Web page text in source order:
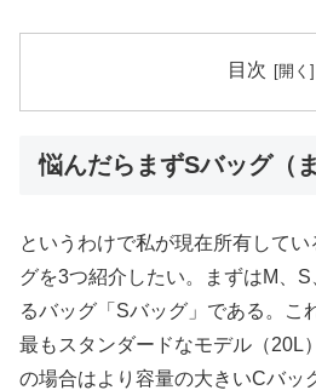
目次
悩んだらまずSバッグ（
というわけで私が現在所有して
グを3つ紹介したい。まずはM、
るバッグ「Sバッグ」である。こ
最もスタンダードなモデル（20L
の場合はより容量の大きいCバッ